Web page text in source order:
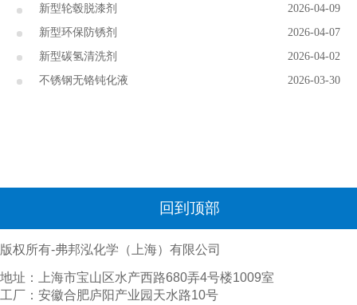
2026-04-09
新型轮毂脱漆剂
2026-04-07
新型环保防锈剂
2026-04-02
新型碳氢清洗剂
2026-03-30
不锈钢无铬钝化液
回到顶部
版权所有-弗邦泓化学（上海）有限公司
地址：上海市宝山区水产西路680弄4号楼1009室
工厂：安徽合肥庐阳产业园天水路10号